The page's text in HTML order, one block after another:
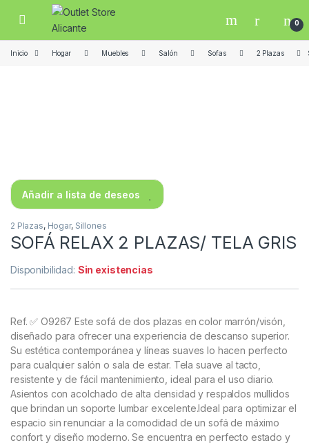
Skip to navigation
Skip to content
Open 0
Inicio Hogar Muebles Salón Sofas 2 Plazas
Añadir a lista de deseos
2 Plazas, Hogar, Sillones
SOFÁ RELAX 2 PLAZAS/ TELA GRIS
Disponibilidad: Sin existencias
Ref. ✅ O9267Este sofá de dos plazas en color marrón/visón,
diseñado para ofrecer una experiencia de descanso superior.
Su estética contemporánea y líneas suaves lo hacen perfecto
para cualquier salón o sala de estar. Tela suave al tacto,
resistente y de fácil mantenimiento, ideal para el uso diario.
Asientos con acolchado de alta densidad y respaldos mullidos
que brindan un soporte lumbar excelente.Ideal para optimizar el
espacio sin renunciar a la comodidad de un sofá de máximo
confort y diseño moderno. Se encuentra en perfecto estado y